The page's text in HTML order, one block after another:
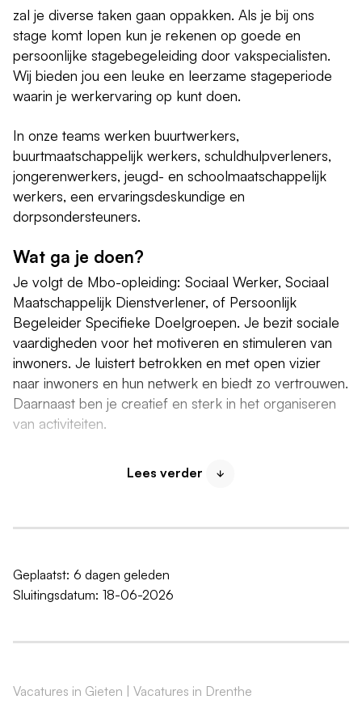
zal je diverse taken gaan oppakken. Als je bij ons
stage komt lopen kun je rekenen op goede en
persoonlijke stagebegeleiding door vakspecialisten.
Wij bieden jou een leuke en leerzame stageperiode
waarin je werkervaring op kunt doen.
In onze teams werken buurtwerkers,
buurtmaatschappelijk werkers, schuldhulpverleners,
jongerenwerkers, jeugd- en schoolmaatschappelijk
werkers, een ervaringsdeskundige en
dorpsondersteuners.
Wat ga je doen?
Je volgt de Mbo-opleiding: Sociaal Werker, Sociaal
Maatschappelijk Dienstverlener, of Persoonlijk
Begeleider Specifieke Doelgroepen. Je bezit sociale
vaardigheden voor het motiveren en stimuleren van
inwoners. Je luistert betrokken en met open vizier
naar inwoners en hun netwerk en biedt zo vertrouwen.
Daarnaast ben je creatief en sterk in het organiseren
van activiteiten.
van welzijn te ontdekken. Tijdens je stage maak je
en activiteiten. Je start met een brede oriëntatie en
jongerenwerk.
In de sociale huiskamers bied je ouderen een
Lees verder
Geplaatst: 6 dagen geleden
Sluitingsdatum: 18-06-2026
Vacatures in Gieten Vacatures in Drenthe